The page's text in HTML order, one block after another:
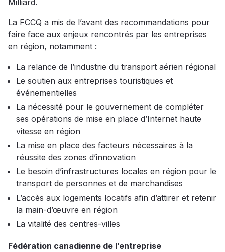
La FCCQ a mis de l’avant des recommandations pour
faire face aux enjeux rencontrés par les entreprises
en région, notamment :
La relance de l’industrie du transport aérien régional
Le soutien aux entreprises touristiques et
événementielles
La nécessité pour le gouvernement de compléter
ses opérations de mise en place d’Internet haute
vitesse en région
La mise en place des facteurs nécessaires à la
réussite des zones d’innovation
Le besoin d’infrastructures locales en région pour le
transport de personnes et de marchandises
L’accès aux logements locatifs afin d’attirer et retenir
la main-d’œuvre en région
La vitalité des centres-villes
Fédération canadienne de l’entreprise